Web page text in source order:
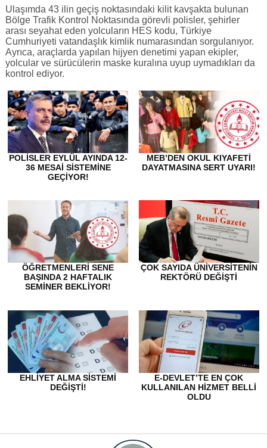
Ulaşımda 43 ilin geçiş noktasındaki kilit kavşakta bulunan
Bölge Trafik Kontrol Noktasında görevli polisler, şehirler
arası seyahat eden yolcuların HES kodu, Türkiye
Cumhuriyeti vatandaşlık kimlik numarasından sorgulanıyor.
Ayrıca, araçlarda yapılan hijyen denetimi yapan ekipler,
yolcular ve sürücülerin maske kuralına uyup uymadıkları da
kontrol ediyor.
POLISLER EYLÜL AYINDA 12-
36 MESAI SISTEMINE
GEÇIYOR!
MEB’DEN OKUL KIYAFETI
DAYATMASINA SERT UYARI!
ÖĞRETMENLERI SENE
BAŞINDA 2 HAFTALIK
SEMINER BEKLIYOR!
ÇOK SAYIDA ÜNIVERSITENIN
REKTÖRÜ DEĞIŞTI
EHLIYET ALMA SISTEMI
DEĞIŞTI!
E-DEVLET’TE EN ÇOK
KULLANILAN HIZMET BELLI
OLDU